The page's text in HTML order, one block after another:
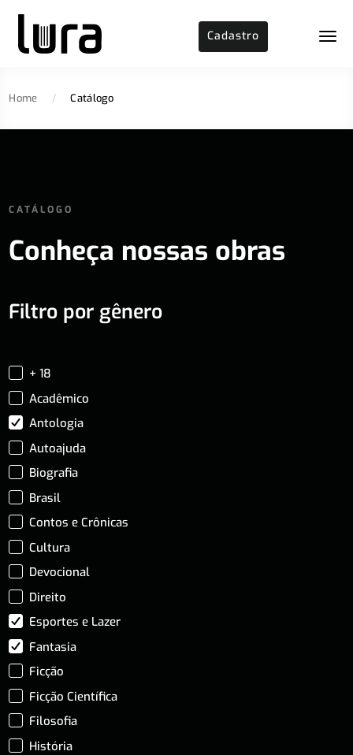
Cadastro
Home / Catálogo
CATÁLOGO
Conheça nossas obras
Filtro por gênero
+ 18
Acadêmico
Antologia
Autoajuda
Biografia
Brasil
Contos e Crônicas
Cultura
Devocional
Direito
Esportes e Lazer
Fantasia
Ficção
Ficção Científica
Filosofia
História